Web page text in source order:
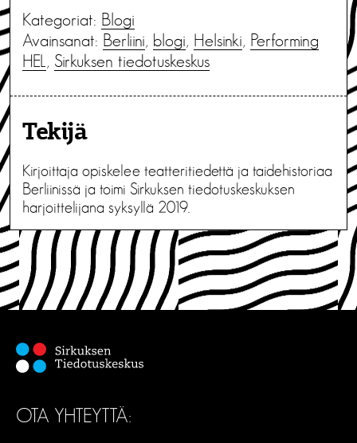
Kategoriat: Blogi
Avainsanat: Berliini, blogi, Helsinki, Performing
HEL , Sirkuksen tiedotuskeskus
Tekijä
Kirjoittaja opiskelee teatteritiedettä ja taidehistoriaa
Berliinissä ja toimi Sirkuksen tiedotuskeskuksen
harjoittelijana syksyllä 2019.
OTA YHTEYTTÄ: